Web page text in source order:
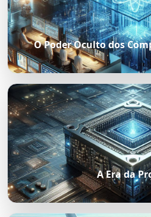
O Poder Oculto dos
A Era da